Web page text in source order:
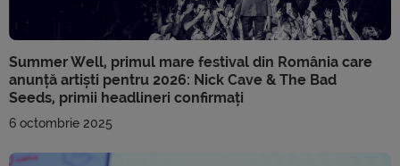
Summer Well, primul mare festival din România care
anunță artiști pentru 2026: Nick Cave & The Bad
Seeds, primii headlineri confirmați
6 octombrie 2025